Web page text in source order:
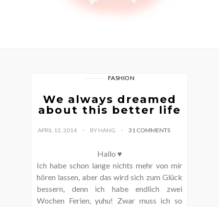
FASHION
We always dreamed
about this better life
APRIL 13, 2014 BY HANG 31 COMMENTS
Hallo ♥
Ich habe schon lange nichts mehr von mir
hören lassen, aber das wird sich zum Glück
bessern, denn ich habe endlich zwei
Wochen Ferien, yuhu! Zwar muss ich so